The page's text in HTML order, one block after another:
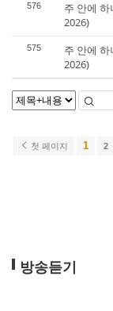
576
주 안에 하
2026)
575
주 안에 하
2026)
첫 페이지 1 2
방송듣기